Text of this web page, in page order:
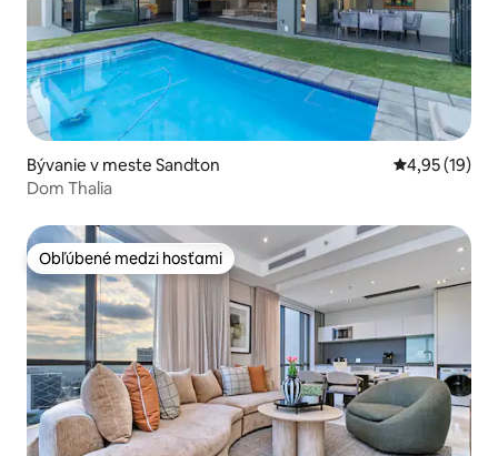
Bývanie v meste Sandton Priemerné
4,95 (19)
Dom Thalia
Obľúbené medzi hosťami
Obľúbené medzi hosťami